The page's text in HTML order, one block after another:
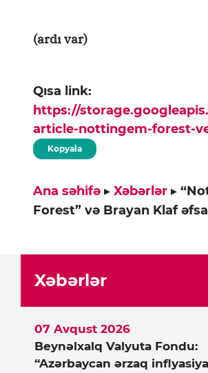
(ardı var)
Qısa link:
https://
article-nottingem-forest-
Kopyala
Ana səhifə ▸ Xəbərlər ▸
Forest” və Brayan Klaf
Xəbərlər
Beynəlxalq Valyuta Fondu:
“Azərbaycan ərzaq
07 Avqust 2026